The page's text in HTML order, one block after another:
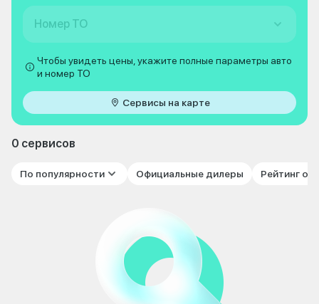
Номер ТО
Чтобы увидеть цены, укажите полные параметры авто
и номер ТО
Сервисы на карте
0 сервисов
По популярности Официальные дилеры Рейтинг